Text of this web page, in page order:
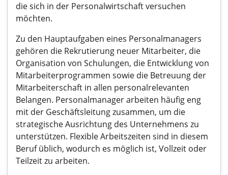
die sich in der Personalwirtschaft versuchen
möchten.
Zu den Hauptaufgaben eines Personalmanagers
gehören die Rekrutierung neuer Mitarbeiter, die
Organisation von Schulungen, die Entwicklung von
Mitarbeiterprogrammen sowie die Betreuung der
Mitarbeiterschaft in allen personalrelevanten
Belangen. Personalmanager arbeiten häufig eng
mit der Geschäftsleitung zusammen, um die
strategische Ausrichtung des Unternehmens zu
unterstützen. Flexible Arbeitszeiten sind in diesem
Beruf üblich, wodurch es möglich ist, Vollzeit oder
Teilzeit zu arbeiten.